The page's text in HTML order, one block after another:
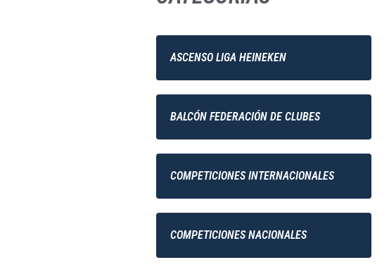
ASCENSO LIGA HEINEKEN
BALCÓN FEDERACIÓN DE CLUBES
COMPETICIONES INTERNACIONALES
COMPETICIONES NACIONALES